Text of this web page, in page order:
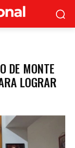
DE MONTE
LOGRAR